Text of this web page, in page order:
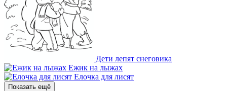
Дети лепят снеговика
Ежик на лыжах
Елочка для лисят
Показать ещё